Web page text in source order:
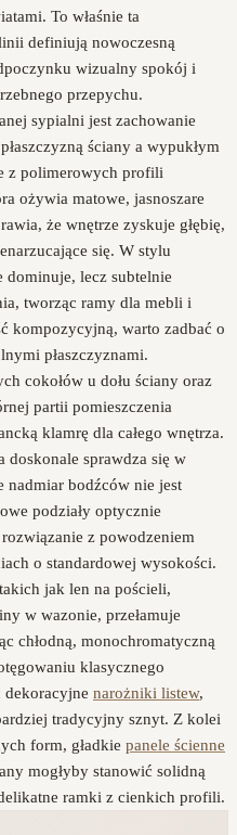
To właśnie ta
definiują nowoczesną
wizualny spokój i
przepychu.
sypialni jest zachowanie
ściany a wypukłym
z polimerowych profili
ożywia matowe, jasnoszare
że wnętrze zyskuje głębię,
się. W stylu
dominuje, lecz subtelnie
tworząc ramy dla mebli i
kompozycyjną, warto zadbać o
płaszczyznami.
cokołów u dołu ściany oraz
partii pomieszczenia
klamrę dla całego wnętrza.
doskonale sprawdza się w
nadmiar bodźców nie jest
podziały optycznie
z powodzeniem
o standardowej wysokości.
jak len na pościeli,
w wazonie, przełamuje
chłodną, monochromatyczną
klasycznego
dekoracyjne narożniki listew,
tradycyjny sznyt. Z kolei
form, gładkie panele ścienne
mogłyby stanowić solidną
ramki z cienkich profili.